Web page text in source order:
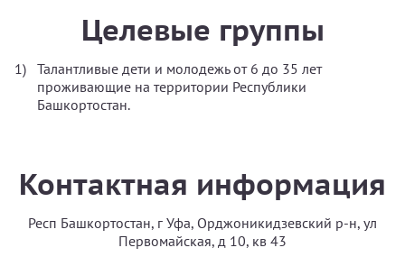
Целевые группы
Талантливые дети и молодежь от 6 до 35 лет
проживающие на территории Республики
Башкортостан.
Контактная информация
Респ Башкортостан, г Уфа, Орджоникидзевский р-н, ул
Первомайская, д 10, кв 43